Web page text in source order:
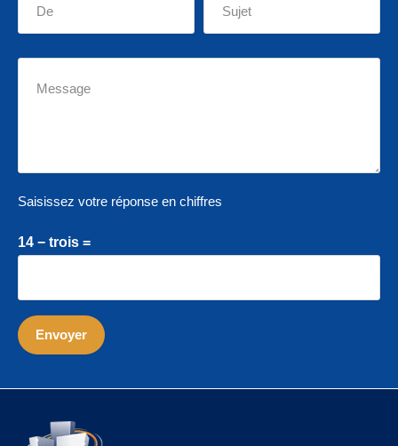
Saisissez votre réponse en chiffres
14 − trois =